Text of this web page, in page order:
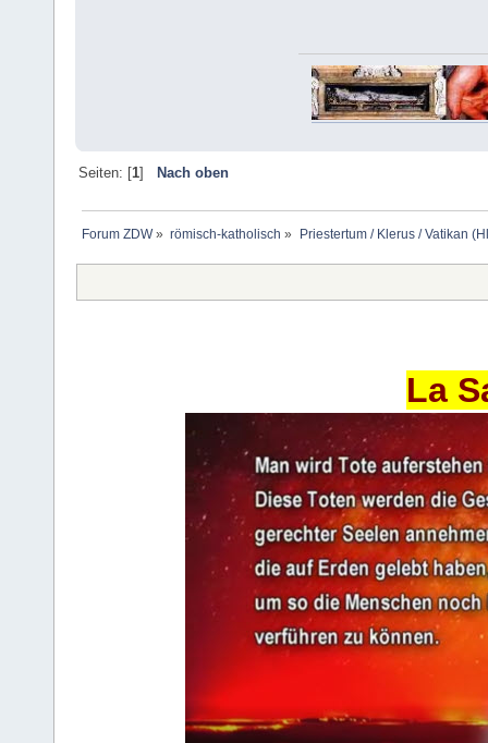
Seiten: [1] Nach oben
Forum ZDW» römisch-katholisch » Priestertum / Klerus / Vatikan
La